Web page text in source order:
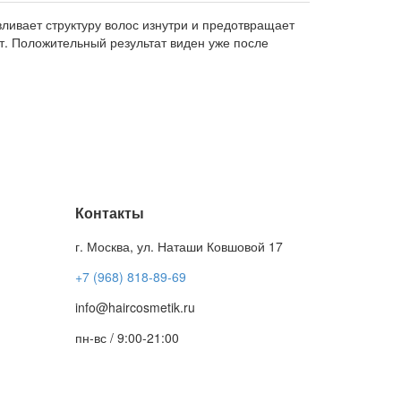
структуру волос изнутри и предотвращает
Положительный результат виден уже после
Контакты
г. Москва, ул. Наташи Ковшовой 17
+7 (968) 818-89-69
info@haircosmetik.ru
пн-вс / 9:00-21:00